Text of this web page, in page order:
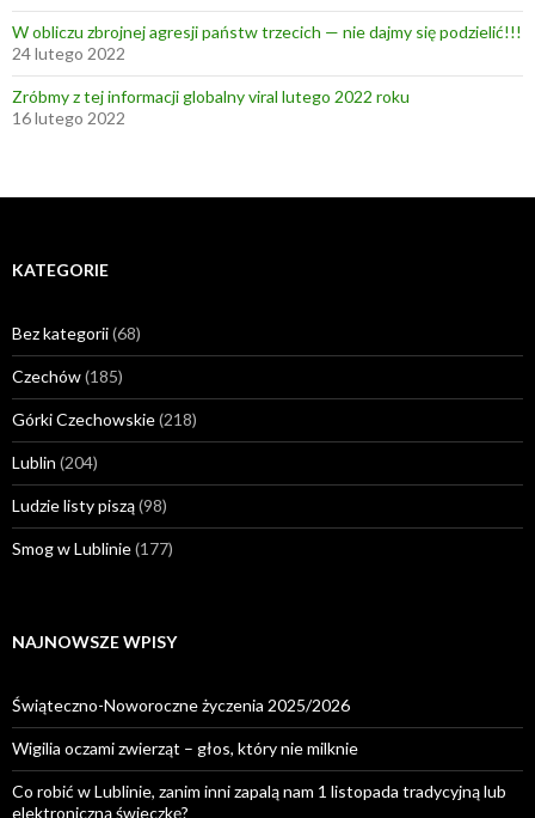
W obliczu zbrojnej agresji państw trzecich — nie dajmy się podzielić!!!
24 lutego 2022
Zróbmy z tej informacji globalny viral lutego 2022 roku
16 lutego 2022
KATEGORIE
Bez kategorii(68)
Czechów(185)
Górki Czechowskie(218)
Lublin (204)
Ludzie listy piszą(98)
Smog w Lublinie(177)
NAJNOWSZE WPISY
Świąteczno-Noworoczne życzenia 2025/2026
Wigilia oczami zwierząt – głos, który nie milknie
Co robić w Lublinie, zanim inni zapalą nam 1 listopada tradycyjną lub
elektroniczną świeczkę?